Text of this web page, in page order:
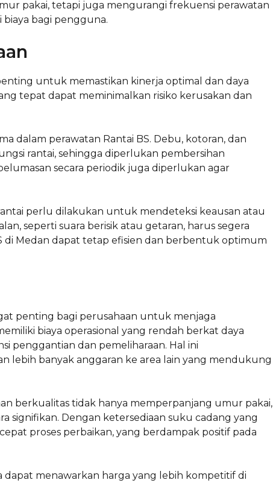
pakai, tetapi juga mengurangi frekuensi perawatan
bagi pengguna.
untuk memastikan kinerja optimal dan daya
tepat dapat meminimalkan risiko kerusakan dan
dalam perawatan Rantai BS. Debu, kotoran, dan
rantai, sehingga diperlukan pembersihan
secara periodik juga diperlukan agar
perlu dilakukan untuk mendeteksi keausan atau
seperti suara berisik atau getaran, harus segera
di Medan dapat tetap efisien dan berbentuk optimum
penting bagi perusahaan untuk menjaga
biaya operasional yang rendah berkat daya
penggantian dan pemeliharaan. Hal ini
lebih banyak anggaran ke area lain yang mendukung
berkualitas tidak hanya memperpanjang umur pakai,
signifikan. Dengan ketersediaan suku cadang yang
proses perbaikan, yang berdampak positif pada
dapat menawarkan harga yang lebih kompetitif di